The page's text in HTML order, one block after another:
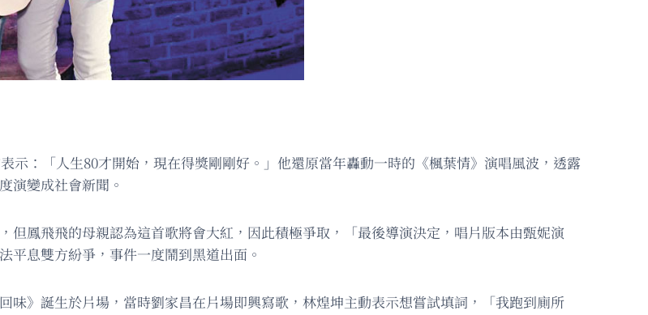
示：「人生80才開始，現在得獎剛剛好。」他還原當年轟動一時的《楓葉情》演唱風波，透露
演變成社會新聞。
鳳飛飛的母親認為這首歌將會大紅，因此積極爭取，「最後導演決定，唱片版本由甄妮演
平息雙方紛爭，事件一度鬧到黑道出面。
》誕生於片場，當時劉家昌在片場即興寫歌，林煌坤主動表示想嘗試填詞，「我跑到廁所